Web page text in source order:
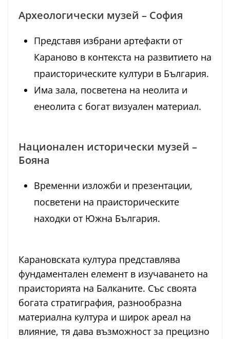
Археологически музей – София
Представя избрани артефакти от
Караново в контекста на развитието на
праисторическите култури в България.
Има зала, посветена на неолита и
енеолита с богат визуален материал.
Национален исторически музей –
Бояна
Временни изложби и презентации,
посветени на праисторическите
находки от Южна България.
Карановската култура представлява
фундаментален елемент в изучаването на
праисторията на Балканите. Със своята
богата стратиграфия, разнообразна
материална култура и широк ареал на
влияние, тя дава възможност за прецизно